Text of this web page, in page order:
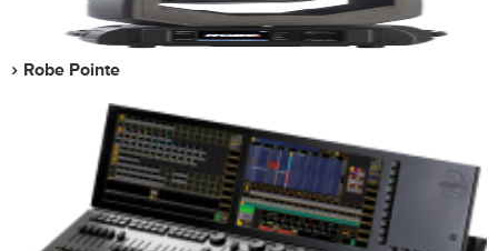
Robe Pointe